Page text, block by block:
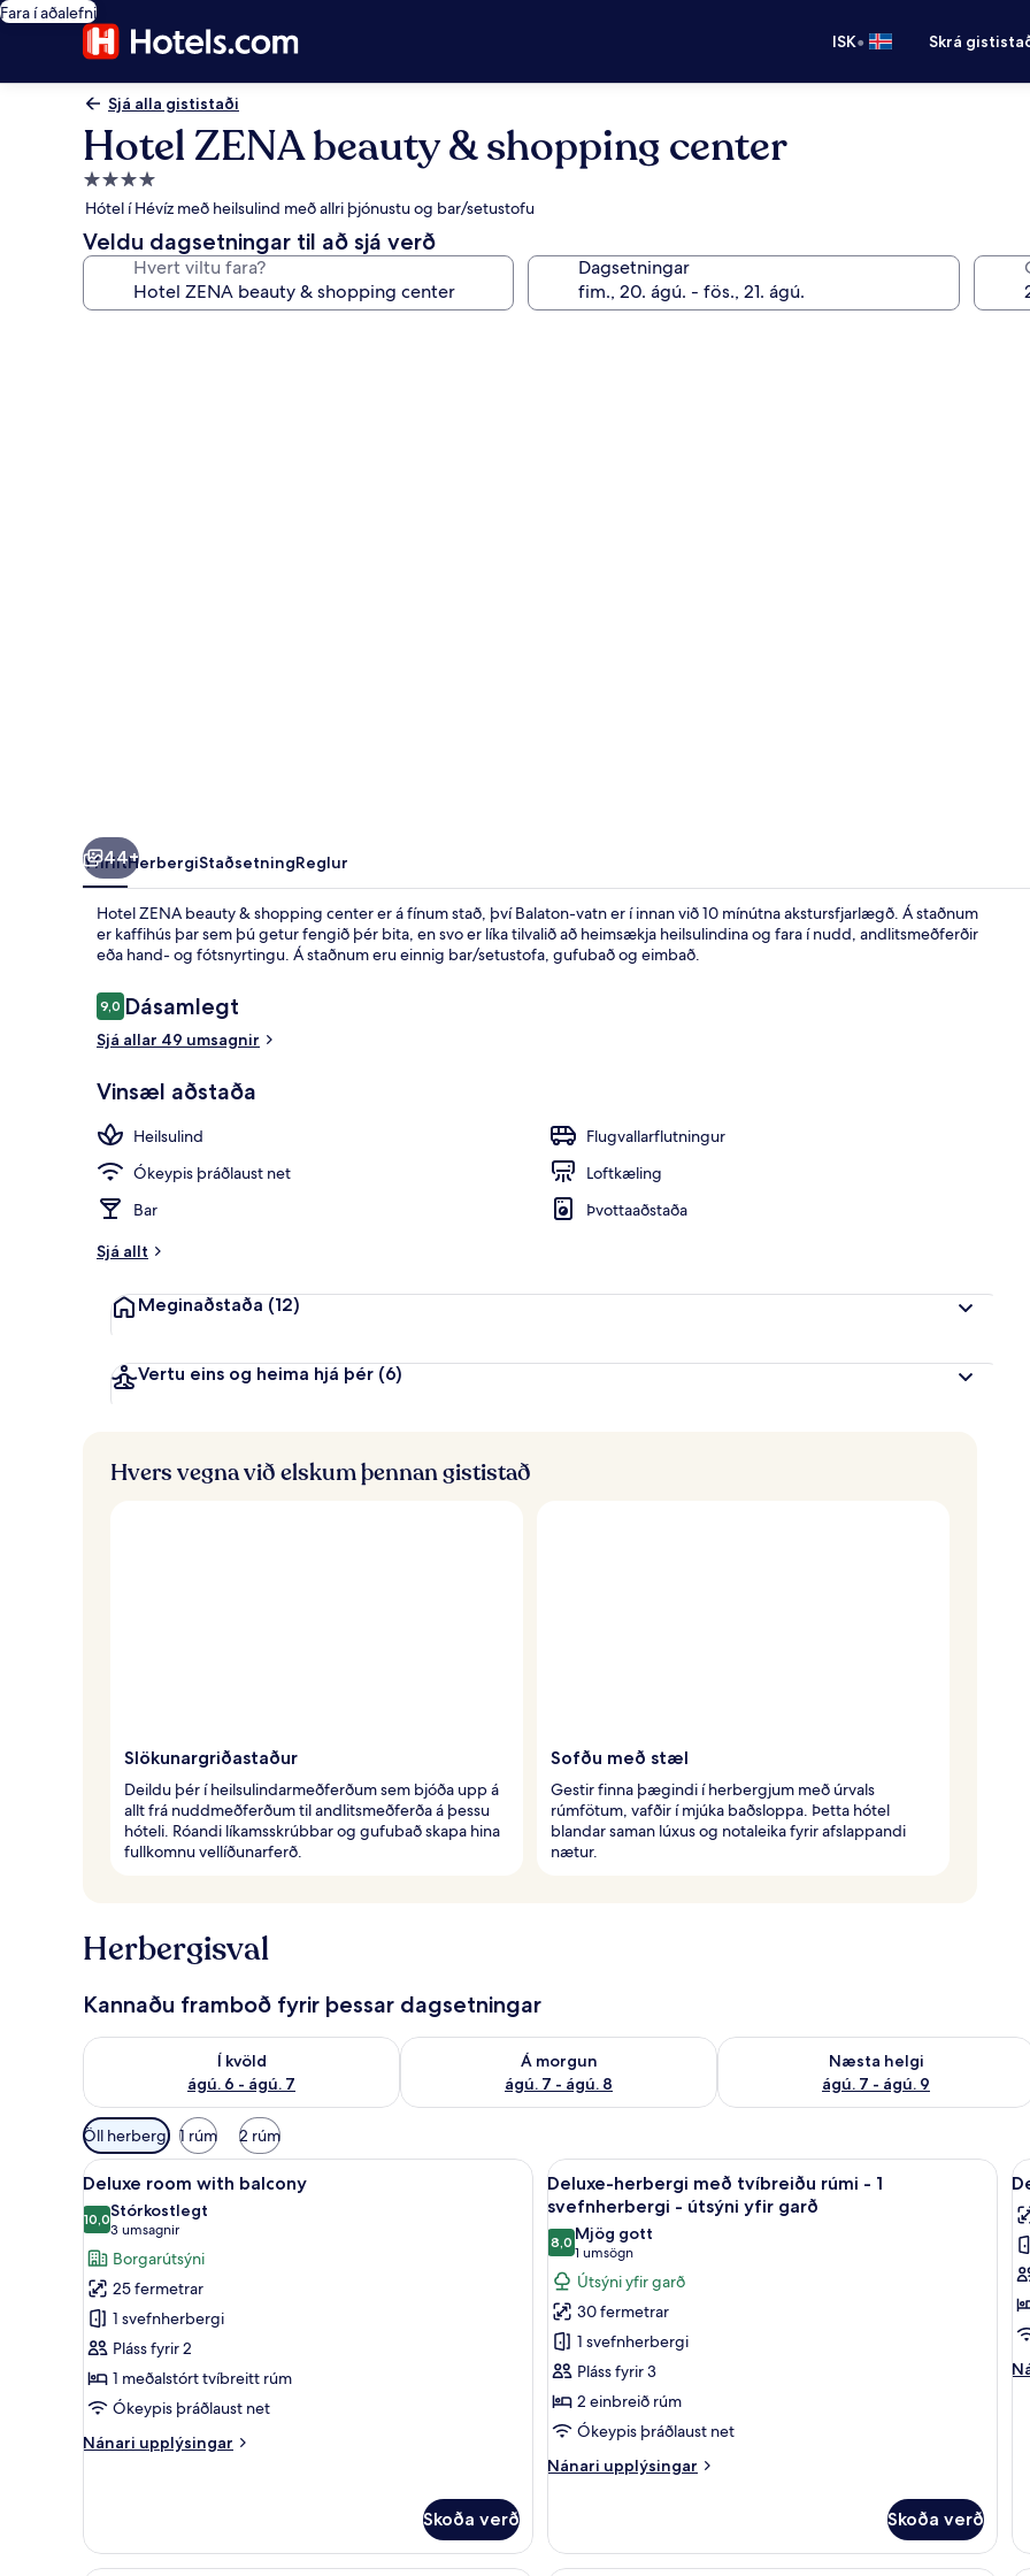
Fara í aðalefni
ISK• Skrá
Sjá alla gististaði
Hotel ZENA beauty & shopping center
4.0
stjörnu
gististaður
Hótel í Hévíz með heilsulind með allri þjónustu og bar/setustofu
Veldu dagsetningar til að sjá verð
Hvert viltu fara? Dagsetningar
44+
YfirlitHerbergiStaðsetningReglur
Hotel ZENA beauty & shopping center er á fínum stað, því Balaton-vatn er í innan við 10 mínútna akstursfjarlægð. Á staðnum
er kaffihús þar sem þú getur fengið þér bita, en svo er líka tilvalið að heimsækja heilsulindina og fara í nudd, andlitsmeðferðir
eða hand- og fótsnyrtingu. Á staðnum eru einnig bar/setustofa, gufubað og eimbað.
Umsagnir
9,09,0 af 10
Dásamlegt
Sjá allar 49 umsagnir
Vinsæl aðstaða
Heilsulind
Flugvallarflutningur
Ókeypis þráðlaust net
Loftkæling
Bar
Þvottaaðstaða
Sjá allt
Meginaðstaða (12)
Vertu eins og heima hjá þér (6)
Hvers vegna við elskum þennan gististað
Slökunargriðastaður
Deildu þér í heilsulindarmeðferðum sem bjóða upp á
allt frá nuddmeðferðum til andlitsmeðferða á þessu
hóteli. Róandi líkamsskrúbbar og gufubað skapa hina
fullkomnu vellíðunarferð.
Sofðu með stæl
Gestir finna þægindi í herbergjum með úrvals
rúmfötum, vafðir í mjúka baðsloppa. Þetta hótel
blandar saman lúxus og notaleika fyrir afslappandi
nætur.
Herbergisval
Kannaðu framboð fyrir þessar dagsetningar
Í kvöld
ágú. 6 - ágú. 7
Athuga framboð í kvöld ágú. 6 - ágú. 7
Á morgun
ágú. 7 - ágú. 8
Athuga framboð á morgun ágú. 7 - ágú. 8
Næsta helgi
ágú. 7 - ágú. 9
Athuga framboð næstu helgi ágú. 7 -
Síur
í
boði
fyrir
herbergi
Öll herbergi 1 rúm 2 rúm
Skoða
allar
myndir
fyrir
Deluxe
room
with
balcony
Rúmföt af bestu gerð, öryggishólf í herbergi, skrifborð, hljóðeinangrun
5
Deluxe room with balcony
10,010,0 af 10
Stórkostlegt
3 umsagnir
(3
umsagnir)
Borgarútsýni
25 fermetrar
1 svefnherbergi
Pláss fyrir 2
1 meðalstórt tvíbreitt rúm
Ókeypis þráðlaust net
Nánari upplýsingar
Nánari
with
balcony
Skoða verð
Skoða
allar
myndir
fyrir
Deluxe-
herbergi
með
tvíbreiðu
rúmi
-
1
svefnherbergi
yfir
garð
Deluxe-herbergi með tvíbreiðu
4
Deluxe-herbergi með tvíbreiðu rúmi - 1
svefnherbergi - útsýni yfir garð
8,08,0 af 10
Mjög gott
1 umsögn
(1
umsögn)
Útsýni yfir garð
30 fermetrar
1 svefnherbergi
Pláss fyrir 3
2 einbreið rúm
Ókeypis þráðlaust net
Nánari upplýsingar
Nánari
herbergi
með
Skoða verð